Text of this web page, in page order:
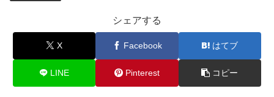
シェアする
X Facebook はてブ
LINE Pinterest コピー